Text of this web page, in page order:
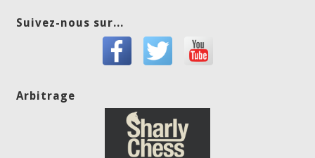
Suivez-nous sur...
Arbitrage